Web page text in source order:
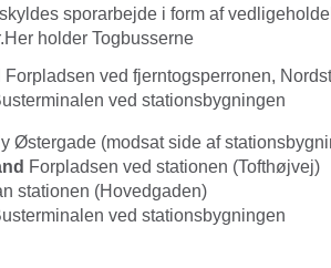
sporarbejde i form af
Her holder Togbusserne
Forpladsen ved fjerntogsperronen,
ved stationsbygningen
Østergade (modsat side af
Forpladsen ved stationen (Tofthøjvej)
stationen (Hovedgaden)
ved stationsbygningen